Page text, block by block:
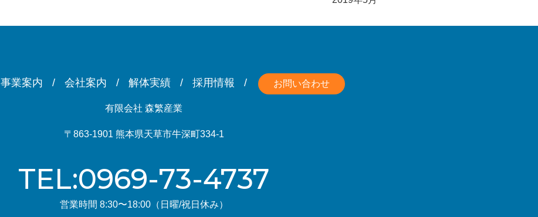
事業案内 会社案内 解体実績 採用情報 お問い合わせ
有限会社 森繁産業
〒863-1901 熊本県天草市牛深町334-1
TEL:0969-73-4737
営業時間 8:30〜18:00（日曜/祝日休み）